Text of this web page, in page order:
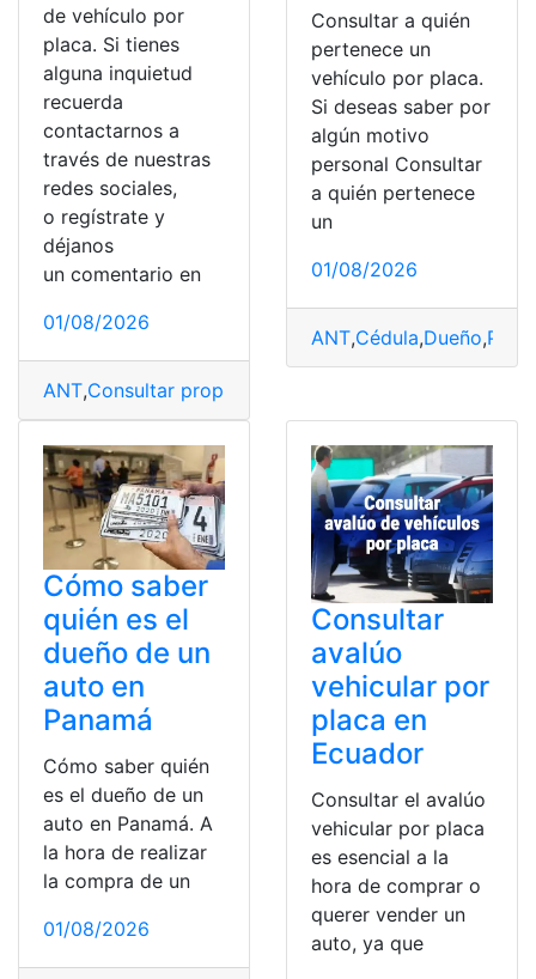
de vehículo por
placa. Si tienes
alguna inquietud
recuerda
contactarnos a
través de nuestras
redes sociales,
o regístrate y
déjanos
un comentario en
01/08/2026
ANT,Consultar propietario
Consultar a quién
pertenece un
vehículo por placa.
Si deseas saber por
algún motivo
personal Consultar
a quién pertenece
un
01/08/2026
ANT,Cédula,Dueño,
Cómo saber
quién es el
dueño de un
auto en
Panamá
Cómo saber quién
es el dueño de un
auto en Panamá. A
la hora de realizar
la compra de un
01/08/2026
Consultar
avalúo
vehicular por
placa en
Ecuador
Consultar el avalúo
vehicular por placa
es esencial a la
hora de comprar o
querer vender un
auto, ya que